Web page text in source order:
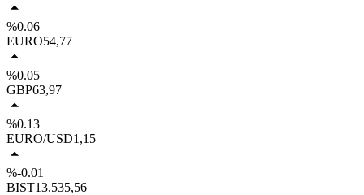
%0.06
EURO54,77
%0.05
GBP63,97
%0.13
EURO/USD1,15
%-0.01
BIST13.535,56